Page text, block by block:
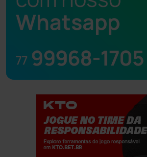
Whatsapp
77 99968-1705